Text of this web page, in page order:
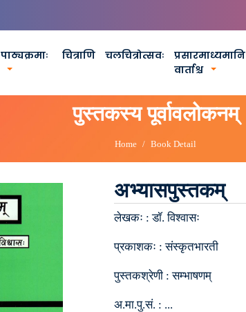
पाठ्यक्रमाः चित्राणि चलचित्रोत्सवः
प्रसारमाध्यमानि
वार्ताश्च
पुस्तकस्य पूर्वावलोकनम्
Home Book Detail
अभ्यासपुस्तकम्
लेखकः :डॉ. विश्वासः
प्रकाशकः :संस्कृतभारती
पुस्तकश्रेणी :सम्भाषणम्
अ.मा.पु.सं. : ...